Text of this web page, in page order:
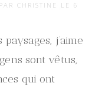
CHRISTINE LE 6
j’aime
sont vêtus,
qui ont